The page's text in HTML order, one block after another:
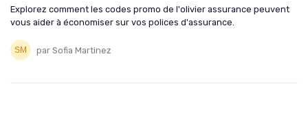
Explorez comment les codes promo de l'olivier assurance peuvent
vous aider à économiser sur vos polices d'assurance.
par Sofia Martinez